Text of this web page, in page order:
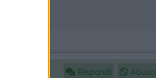
Rispondi Abuso